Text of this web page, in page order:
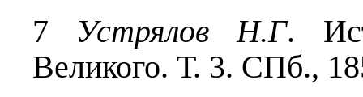
7 Устрялов Н.Г.
Великого. Т. 3. СПб.,